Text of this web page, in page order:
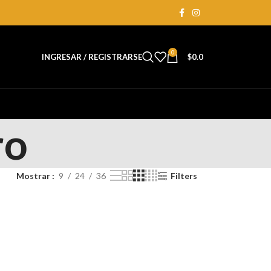
INGRESAR / REGISTRARSE 0 $0.0
Mostrar 9 24 36 Filters